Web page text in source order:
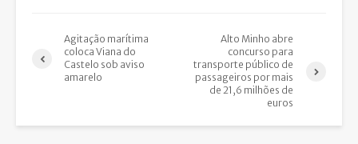
Agitação marítima
coloca Viana do
Castelo sob aviso
amarelo
Alto Minho abre
concurso para
transporte público de
passageiros por mais
de 21,6 milhões de
euros